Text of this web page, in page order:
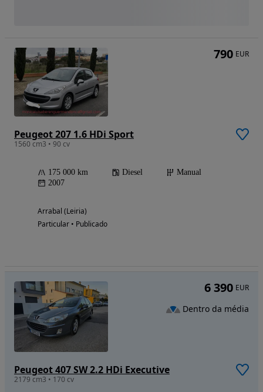
Peugeot 207 1.6 HDi Sport
1560 cm3 • 90 cv
175 000 km Diesel
Manual
2007
Arrabal (Leiria)
Particular • Publicado
790 EUR
Peugeot 407 SW 2.2 HDi Executive
2179 cm3 • 170 cv
6 390 EUR
Dentro da média